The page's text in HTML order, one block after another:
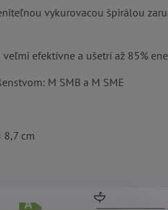
vykurovacou špirálou
efektívne a ušetrí až 85%
M SMB a M SME
8,7 cm